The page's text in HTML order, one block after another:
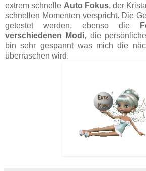
extrem schnelle Auto Fokus, der
schnellen Momenten verspricht. Die
getestet werden, ebenso die
verschiedenen Modi, die
bin sehr gespannt was mich die
überraschen wird.